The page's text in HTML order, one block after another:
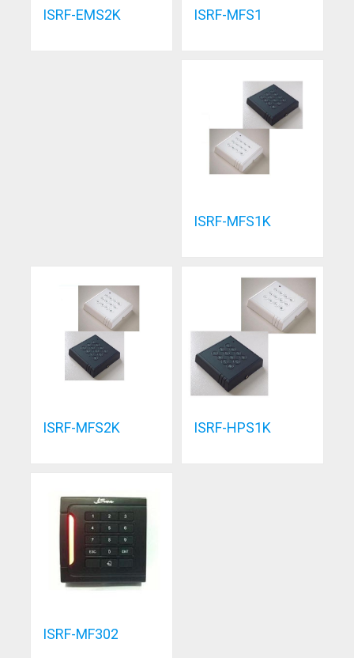
ISRF-EMS2K ISRF-MFS1
ISRF-MFS1K
ISRF-MFS2K ISRF-HPS1K
ISRF-MF302